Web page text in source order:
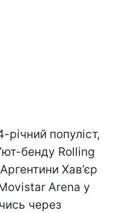
популіст,
бенду Rolling
Хав’єр
Arena у
через